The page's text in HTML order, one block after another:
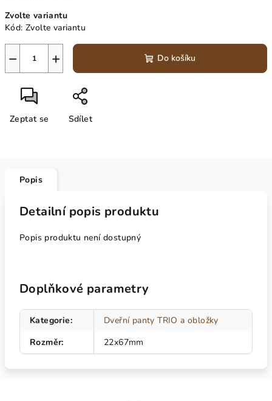
cena:
Zvolte variantu
Kód: Zvolte variantu
+
− Do košíku
Zeptat se Sdílet
Popis
Detailní popis produktu
Popis produktu není dostupný
Doplňkové parametry
Kategorie:
Dveřní panty TRIO a obložky
Rozměr: 22x67mm